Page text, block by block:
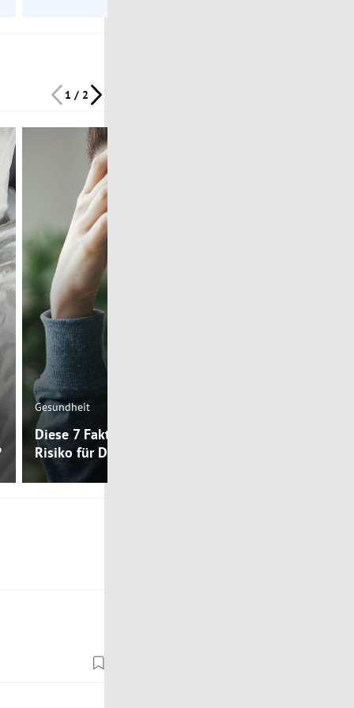
1 / 2
Gesundheit
Diese 7 Faktoren reduzieren das
Risiko für Depression